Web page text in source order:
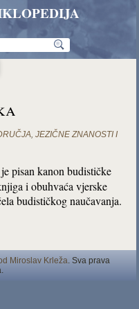
,JEZIČNE ZNANOSTI I
pisan kanon budističke
i obuhvaća vjerske
budističkog naučavanja.
Miroslav Krleža. Sva prava